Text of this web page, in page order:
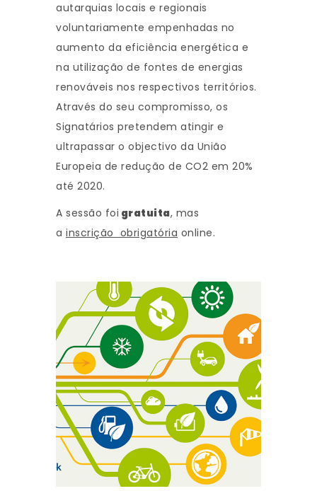
autarquias locais e regionais
voluntariamente empenhadas no
aumento da eficiência energética e
na utilização de fontes de energias
renováveis nos respectivos territórios.
Através do seu compromisso, os
Signatários pretendem atingir e
ultrapassar o objectivo da União
Europeia de redução de CO2 em 20%
até 2020.
A sessão foi gratuita, mas
a inscrição obrigatória online.